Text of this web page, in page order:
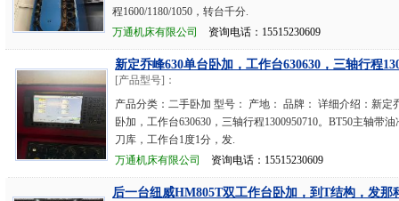
程1600/1180/1050，转台千分.
万通机床有限公司
资询电话：15515230609
新定乔峰630单台卧加，工作台630630，三轴行程
[产品型号]：
产品分类：二手卧加 型号： 产地： 品牌： 详细介绍：新定
卧加，工作台630630，三轴行程1300950710。BT50主轴带
刀库，工作台1度1分，发.
万通机床有限公司
资询电话：15515230609
后一台纽威HM805T双工作台卧加，到T结构，发那